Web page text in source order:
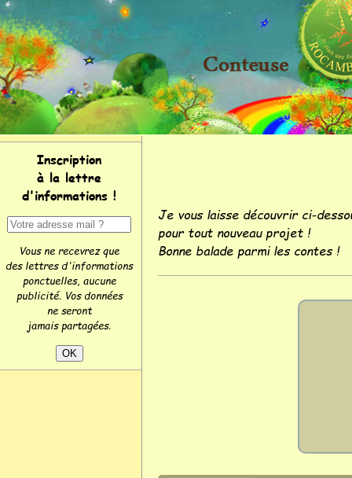
Inscription
à la lettre
d'informations !
Vous ne recevrez que
des lettres d'informations
ponctuelles, aucune
publicité. Vos données
ne seront
jamais partagées.
Je vous laisse découvrir ci-
pour tout nouveau projet !
Bonne balade parmi les contes !